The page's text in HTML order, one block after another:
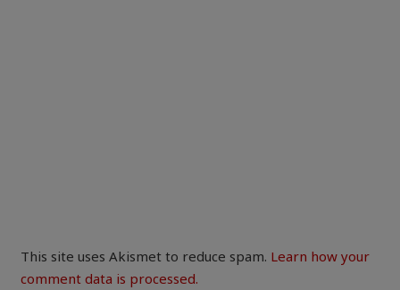
This site uses Akismet to reduce spam. Learn how your
comment data is processed.